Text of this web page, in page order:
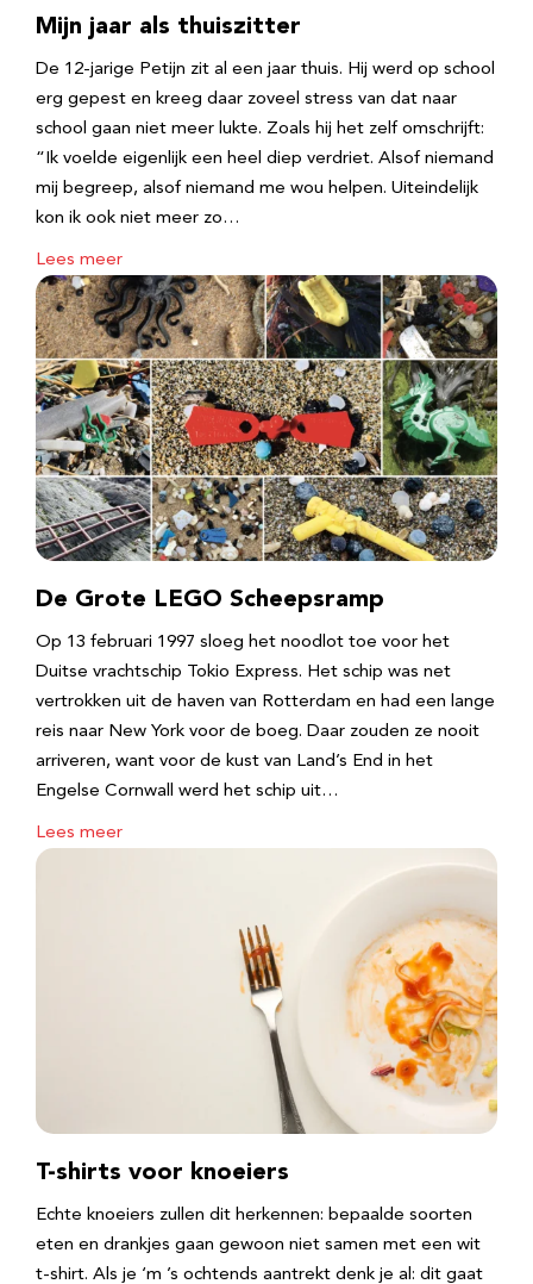
Mijn jaar als thuiszitter
De 12-jarige Petijn zit al een jaar thuis. Hij werd op school
erg gepest en kreeg daar zoveel stress van dat naar
school gaan niet meer lukte. Zoals hij het zelf omschrijft:
“Ik voelde eigenlijk een heel diep verdriet. Alsof niemand
mij begreep, alsof niemand me wou helpen. Uiteindelijk
kon ik ook niet meer zo…
Lees meer
De Grote LEGO Scheepsramp
Op 13 februari 1997 sloeg het noodlot toe voor het
Duitse vrachtschip Tokio Express. Het schip was net
vertrokken uit de haven van Rotterdam en had een lange
reis naar New York voor de boeg. Daar zouden ze nooit
arriveren, want voor de kust van Land’s End in het
Engelse Cornwall werd het schip uit…
Lees meer
T-shirts voor knoeiers
Echte knoeiers zullen dit herkennen: bepaalde soorten
eten en drankjes gaan gewoon niet samen met een wit
t-shirt. Als je ‘m ’s ochtends aantrekt denk je al: dit gaat